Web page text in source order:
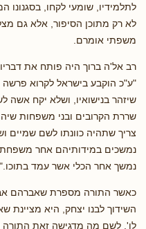
לתלמידיו, שומעי לקחו,
לא רק מתוכן הסיפור, אלא גם
משפתי אומרם.
רב אל'ה ברוך היה פותח את
"ע"כ הוקבע בישראל לקרוא פרשה
שיזהר בנישואיו, ושלא יקח
שררת הקרובים ובני משפחות
צריך שתהיה כוונתו לשם שמיים
נמשכים במידותיהם אחר משפחת
נמשך אחר הכלי אשר עמד בתוכו."
כאשר התורה מספרת שאברהם
השידוך לבנו יצחק, היא מציינת
לו'. לשם מה מדגישה זאת התורה